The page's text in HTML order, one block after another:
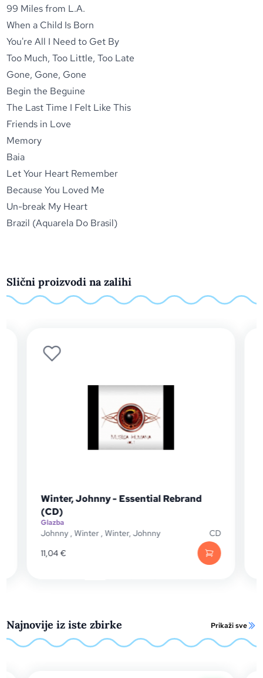
99 Miles from L.A.
When a Child Is Born
You're All I Need to Get By
Too Much, Too Little, Too Late
Gone, Gone, Gone
Begin the Beguine
The Last Time I Felt Like This
Friends in Love
Memory
Baia
Let Your Heart Remember
Because You Loved Me
Un-break My Heart
Brazil (Aquarela Do Brasil)
Slični proizvodi na zalihi
Winter, Johnny - Essential Rebrand
(CD)
Glazba
Johnny,Winter,Winter, Johnny
CD
11,04€
Najnovije iz iste zbirke Prikaži sve